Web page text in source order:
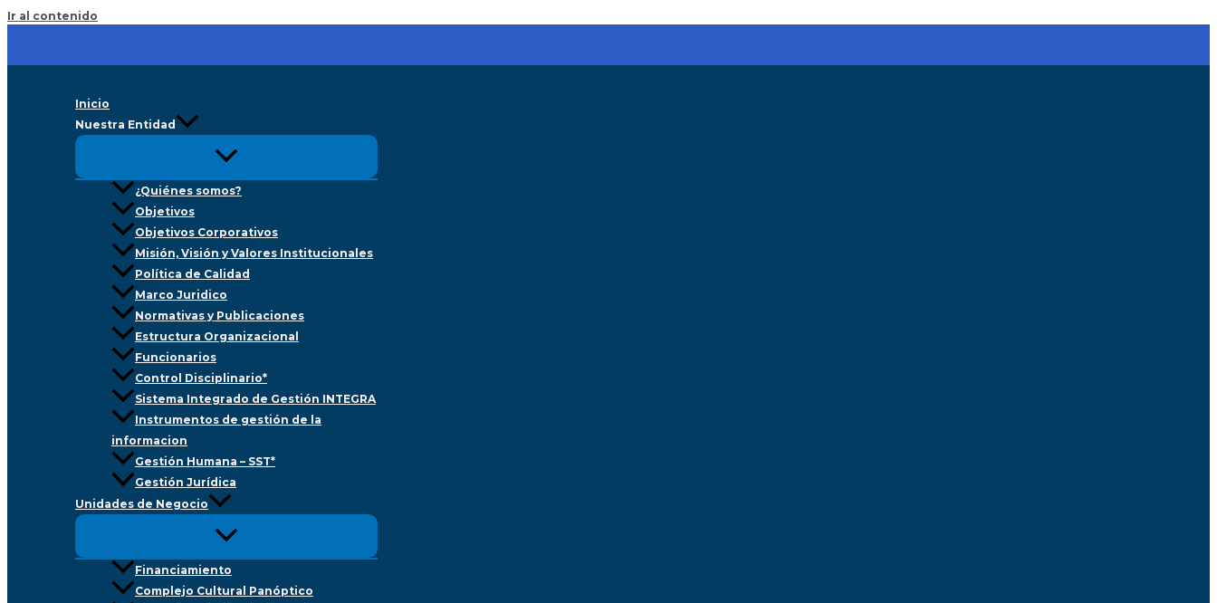
Ir al contenido
Inicio
Nuestra Entidad
¿Quiénes somos?
Objetivos
Objetivos Corporativos
Misión, Visión y Valores Institucionales
Política de Calidad
Marco Juridico
Normativas y Publicaciones
Estructura Organizacional
Funcionarios
Control Disciplinario*
Sistema Integrado de Gestión INTEGRA
Instrumentos de gestión de la
informacion
Gestión Humana – SST*
Gestión Jurídica
Unidades de Negocio
Financiamiento
Complejo Cultural Panóptico